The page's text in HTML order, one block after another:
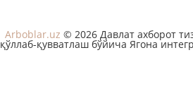
Arboblar.uz © 2026 Давлат ахборот
қўллаб-қувватлаш бўйича Ягона